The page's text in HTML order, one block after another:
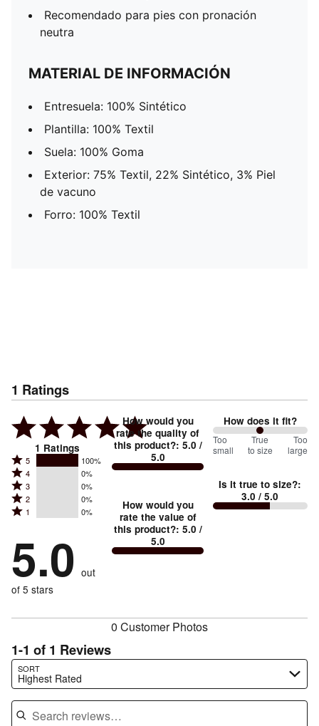
Recomendado para pies con pronación
neutra
MATERIAL DE INFORMACIÓN
Entresuela: 100% Sintético
Plantilla: 100% Textil
Suela: 100% Goma
Exterior: 75% Textil, 22% Sintético, 3% Piel
de vacuno
Forro: 100% Textil
1 Ratings
1 Ratings
Rated
5
stars
by
of
reviewers
5 100%
Rated
4
stars
by
of
reviewers
4 0%
Rated
3
stars
0%
of
reviewers
3 0%
Rated
2
by
0%
of
reviewers
2 0%
Rated
stars
by
0%
of
1 0%
5.0 out
of 5 stars
How would you
rate the quality of
this product?: 5.0 /
5.0
How would you
rate the value of
this product?: 5.0 /
5.0
How does it fit?
100
between
small
and
Too
small
True
to size
Too
large
Is it true to size?:
3.0 / 5.0
0 Customer Photos
1-1 of 1 Reviews
SORT
Highest Rated
Search reviews…